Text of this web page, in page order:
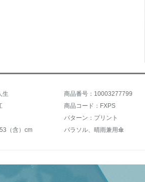
生 商品番号：10003277799
商品コード：FXPS
パターン：プリント
（含）cm
パラソル、晴雨兼用傘